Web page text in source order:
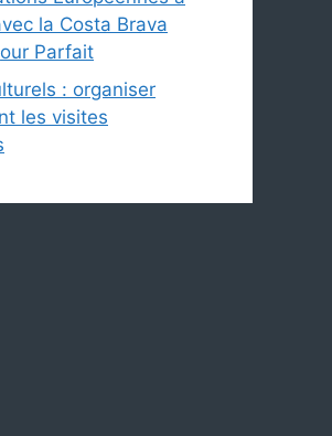
la Costa Brava
Parfait
: organiser
les visites